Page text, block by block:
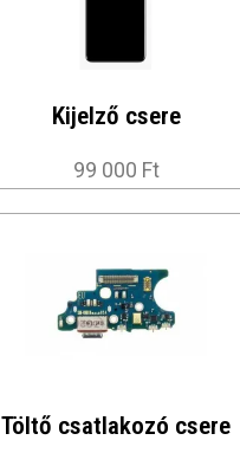
Kijelző csere
99 000 Ft
Töltő csatlakozó csere